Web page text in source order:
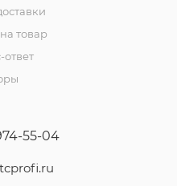
товар
55-04